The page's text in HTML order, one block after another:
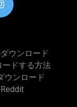
ウンロード
ードする方法
ウンロード
reddit